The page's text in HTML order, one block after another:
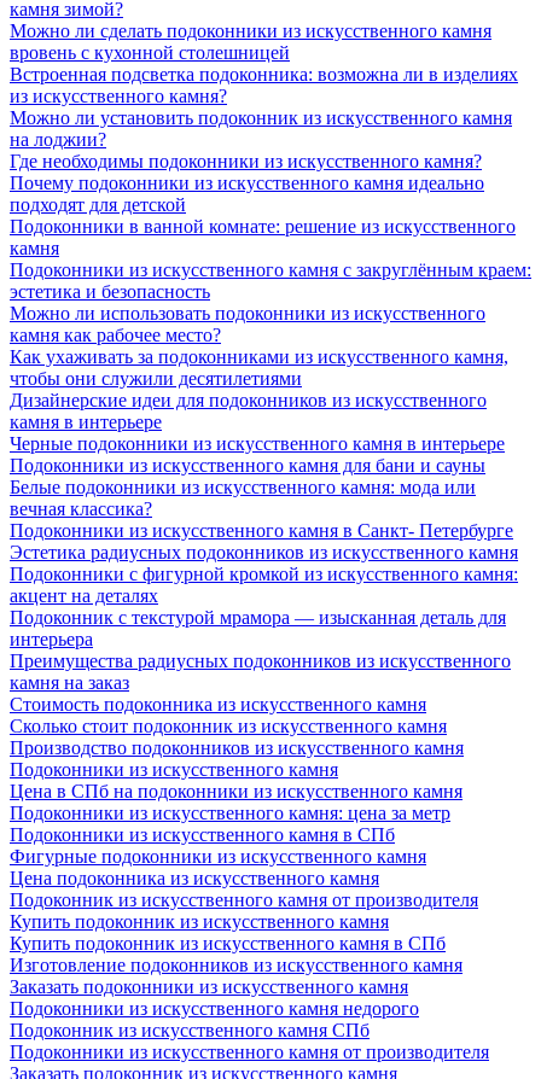
камня зимой?
Можно ли сделать подоконники из искусственного камня
вровень с кухонной столешницей
Встроенная подсветка подоконника: возможна ли в изделиях
из искусственного камня?
Можно ли установить подоконник из искусственного камня
на лоджии?
Где необходимы подоконники из искусственного камня?
Почему подоконники из искусственного камня идеально
подходят для детской
Подоконники в ванной комнате: решение из искусственного
камня
Подоконники из искусственного камня с закруглённым краем:
эстетика и безопасность
Можно ли использовать подоконники из искусственного
камня как рабочее место?
Как ухаживать за подоконниками из искусственного камня,
чтобы они служили десятилетиями
Дизайнерские идеи для подоконников из искусственного
камня в интерьере
Черные подоконники из искусственного камня в интерьере
Подоконники из искусственного камня для бани и сауны
Белые подоконники из искусственного камня: мода или
вечная классика?
Подоконники из искусственного камня в Санкт- Петербурге
Эстетика радиусных подоконников из искусственного камня
Подоконники с фигурной кромкой из искусственного камня:
акцент на деталях
Подоконник с текстурой мрамора — изысканная деталь для
интерьера
Преимущества радиусных подоконников из искусственного
камня на заказ
Стоимость подоконника из искусственного камня
Сколько стоит подоконник из искусственного камня
Производство подоконников из искусственного камня
Подоконники из искусственного камня
Цена в СПб на подоконники из искусственного камня
Подоконники из искусственного камня: цена за метр
Подоконники из искусственного камня в СПб
Фигурные подоконники из искусственного камня
Цена подоконника из искусственного камня
Подоконник из искусственного камня от производителя
Купить подоконник из искусственного камня
Купить подоконник из искусственного камня в СПб
Изготовление подоконников из искусственного камня
Заказать подоконники из искусственного камня
Подоконники из искусственного камня недорого
Подоконник из искусственного камня СПб
Подоконники из искусственного камня от производителя
Заказать подоконник из искусственного камня